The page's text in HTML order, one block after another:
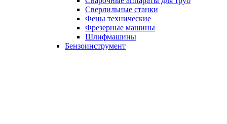
Сверлильные станки
Фены технические
Фрезерные машины
Шлифмашины
Бензоинструмент